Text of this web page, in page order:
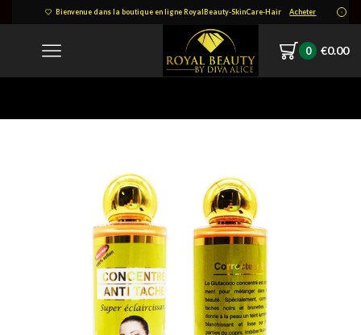
Bienvenue dans la boutique en ligne RoyalBeauty-SkinCare-Hair Acheter
0 €0.00